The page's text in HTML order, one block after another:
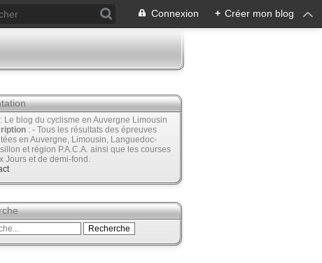
Connexion + Créer mon blog
: Le blog du cyclisme en Auvergne Limousin
: - Tous les résultats des épreuves
en Auvergne, Limousin, Languedoc-
et région P.A.C.A. ainsi que les courses
Jours et de demi-fond.